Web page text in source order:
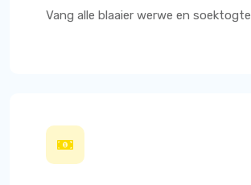
Vang alle blaaier werwe en soektogte